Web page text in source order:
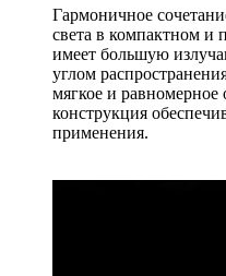
Гармоничное
света в компактном и
имеет большую
углом
мягкое и равномерное
конструкция
применения.